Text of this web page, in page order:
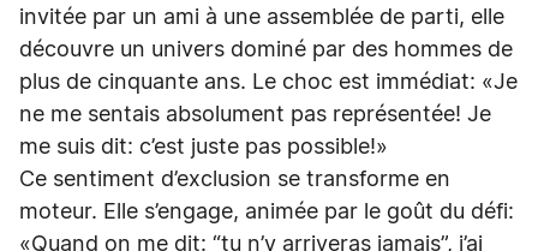
invitée par un ami à une assemblée de parti, elle
découvre un univers dominé par des hommes de
plus de cinquante ans. Le choc est immédiat: «Je
ne me sentais absolument pas représentée! Je
me suis dit: c’est juste pas possible!»
Ce sentiment d’exclusion se transforme en
moteur. Elle s’engage, animée par le goût du défi:
«Quand on me dit: “tu n’y arriveras jamais”, j’ai